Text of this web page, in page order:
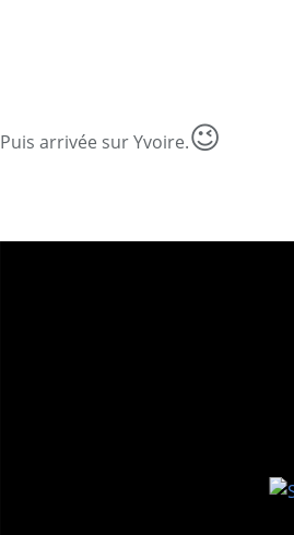
Puis arrivée sur Yvoire.😉